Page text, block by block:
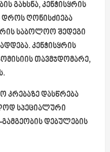
გახსნა, კენჭისყრის
დროს ღონისძიება
საბოლოო შედეგი
კენჭისყრის
თავმჯდომარე,
კრებაზე დასწრება
სპეციალური
დებულების